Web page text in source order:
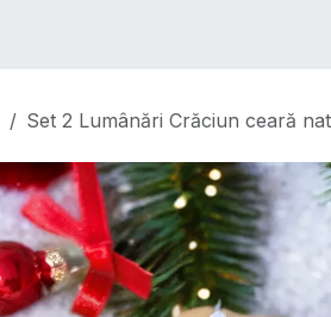
Set 2 Lumânări Crăciun ceară